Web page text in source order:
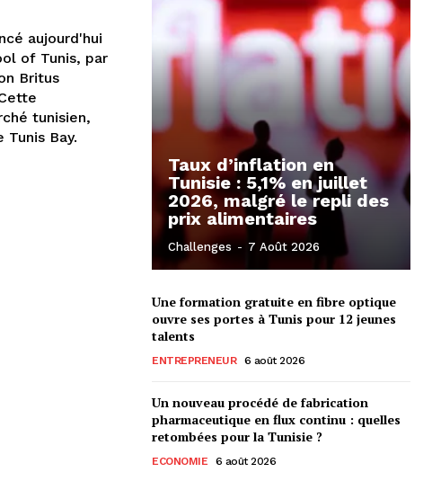
aujourd'hui
of Tunis, par
Britus
tunisien,
Bay.
Taux d’inflation en
Tunisie : 5,1% en juillet
2026, malgré le repli des
prix alimentaires
Challenges - 7 Août 2026
Une formation gratuite en fibre optique
ouvre ses portes à Tunis pour 12 jeunes
talents
ENTREPRENEUR 6 août 2026
Un nouveau procédé de fabrication
pharmaceutique en flux continu : quelles
retombées pour la Tunisie ?
ECONOMIE 6 août 2026